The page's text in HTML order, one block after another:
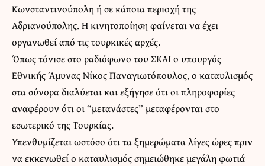
Κωνσταντινούπολη ή σε κάποια περιοχή της
Αδριανούπολης. Η κινητοποίηση φαίνεται να έχει
οργανωθεί από τις τουρκικές αρχές.
Όπως τόνισε στο ραδιόφωνο του ΣΚΑΙ ο υπουργός
Εθνικής Άμυνας Νίκος Παναγιωτόπουλος, ο καταυλισμός
στα σύνορα διαλύεται και εξήγησε ότι οι πληροφορίες
αναφέρουν ότι οι “μετανάστες” μεταφέρονται στο
εσωτερικό της Τουρκίας.
Υπενθυμίζεται ωστόσο ότι τα ξημερώματα λίγες ώρες πριν
να εκκενωθεί ο καταυλισμός σημειώθηκε μεγάλη φωτιά